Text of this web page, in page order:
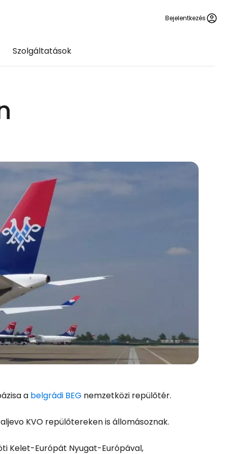
Bejelentkezés
Szolgáltatások
a belgrádi BEG nemzetközi repülőtér.
KVO repülőtereken is állomásoznak.
Kelet-Európát Nyugat-Európával,